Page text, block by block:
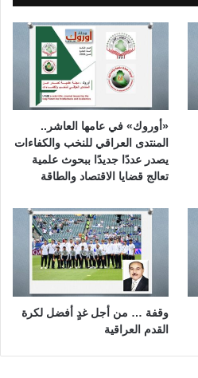
«أوروك» في عامها العاشر..
المنتدى العراقي للنخب والكفاءات
يصدر عددًا جديدًا ببحوث علمية
تعالج قضايا الاقتصاد والطاقة
وقفة … من أجل غدٍ أفضل لكرة
القدم العراقية